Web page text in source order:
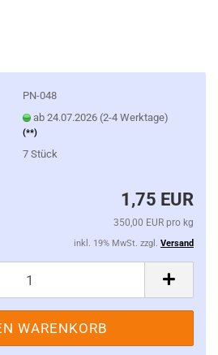
PN-048
ab 24.07.2026 (2-4 Werktage)
(**)
7 Stück
1,75 EUR
350,00 EUR pro kg
inkl. 19% MwSt. zzgl. Versand